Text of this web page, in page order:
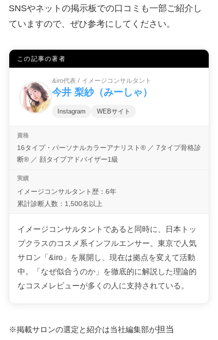
SNSやネットの掲示板での口コミも一部ご紹介し
ていますので、ぜひ参考にしてください。
この記事の著者
&iro代表 / イメージコンサルタント
今井 梨紗（みーしゃ）
Instagram WEBサイト
16タイプ・パーソナルカラーアナリスト® ／ 7タイプ骨格診
断® ／ 顔タイプアドバイザー1級
イメージコンサルタント歴：6年
累計診断人数：1,500名以上
イメージコンサルタントであると同時に、日本トッ
プクラスのコスメ系インフルエンサー。東京で人気
サロン「&iro」を展開し、現在は拠点を変えて活動
中。「なぜ似合うのか」を徹底的に解説した理論的
なコスメレビューが多くの人に支持されている。
※掲載サロンの選定と紹介は当社編集部が担当